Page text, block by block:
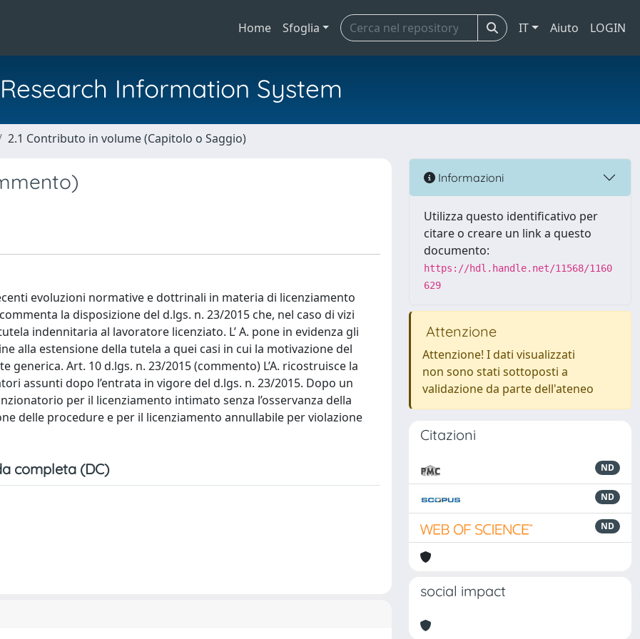
Home Sfoglia IT Aiuto LOGIN
Information System
2.1 Contributo in volume (Capitolo o Saggio)
evoluzioni normative e dottrinali in materia di licenziamento
la disposizione del d.lgs. n. 23/2015 che, nel caso di vizi
indennitaria al lavoratore licenziato. L’ A. pone in evidenza gli
alla estensione della tutela a quei casi in cui la motivazione del
Art. 10 d.lgs. n. 23/2015 (commento) L’A. ricostruisce la
assunti dopo l’entrata in vigore del d.lgs. n. 23/2015. Dopo un
per il licenziamento intimato senza l’osservanza della
delle procedure e per il licenziamento annullabile per violazione
completa (DC)
Informazioni
Utilizza questo identificativo per
citare o creare un link a questo
documento:
https://hdl.handle.net/11568/1160
629
Attenzione
Attenzione! I dati visualizzati
non sono stati sottoposti a
validazione da parte dell'ateneo
Citazioni
ND
ND
ND
social impact